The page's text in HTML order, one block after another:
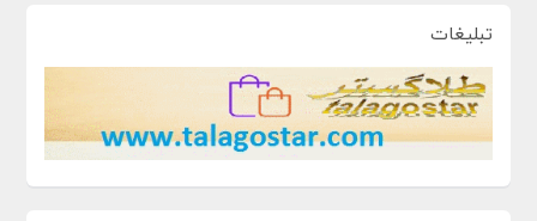
تبلیغات